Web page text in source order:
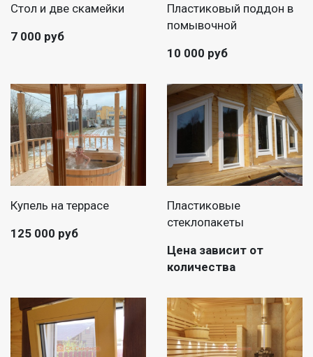
Стол и две скамейки
7 000 руб
Пластиковый поддон в
помывочной
10 000 руб
Купель на террасе
125 000 руб
Пластиковые
стеклопакеты
Цена зависит от
количества